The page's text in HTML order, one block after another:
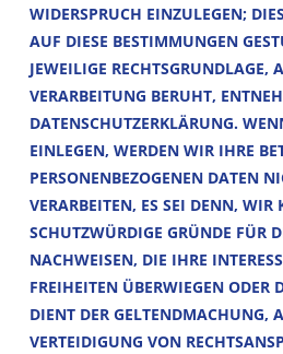
WIDERSPRUCH EINZULEGEN;
AUF DIESE BESTIMMUNGEN
JEWEILIGE RECHTSGRUNDLAGE,
VERARBEITUNG BERUHT,
DATENSCHUTZERKLÄRUNG.
EINLEGEN, WERDEN WIR IHRE
PERSONENBEZOGENEN DATEN
VERARBEITEN, ES SEI DENN,
SCHUTZWÜRDIGE GRÜNDE FÜR
NACHWEISEN, DIE IHRE
FREIHEITEN ÜBERWIEGEN ODER
DIENT DER GELTENDMACHUNG,
VERTEIDIGUNG VON